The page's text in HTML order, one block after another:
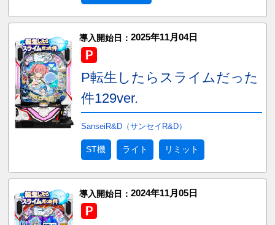
導入開始日： 2025年11月04日
P転生したらスライムだった
件129ver.
SanseiR&D（サンセイR&D）
ST機 ライト リミット
導入開始日： 2024年11月05日